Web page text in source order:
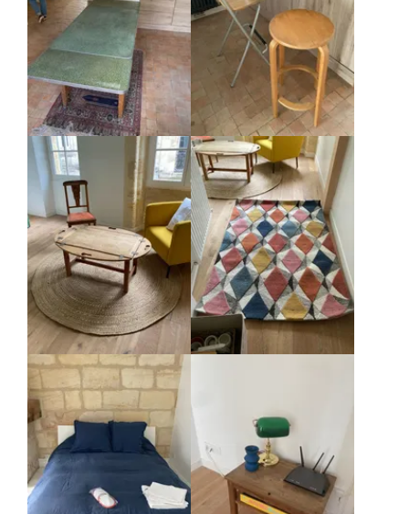
Agrandir Agrandir
Agrandir